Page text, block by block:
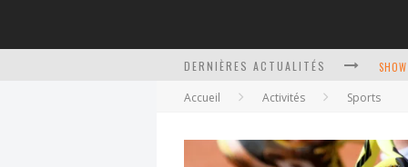
DERNIÈRES ACTUALITÉS
Accueil Activités Sports